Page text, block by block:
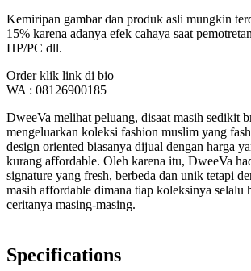
Kemiripan gambar dan produk asli mungkin
15% karena adanya efek cahaya saat
HP/PC dll.
Order klik link di bio
WA : 08126900185
DweeVa melihat peluang, disaat masih sedikit
mengeluarkan koleksi fashion muslim yang
design oriented biasanya dijual dengan harga
kurang affordable. Oleh karena itu, DweeVa
signature yang fresh, berbeda dan unik tetapi
masih affordable dimana tiap koleksinya selalu
ceritanya masing-masing.
Specifications